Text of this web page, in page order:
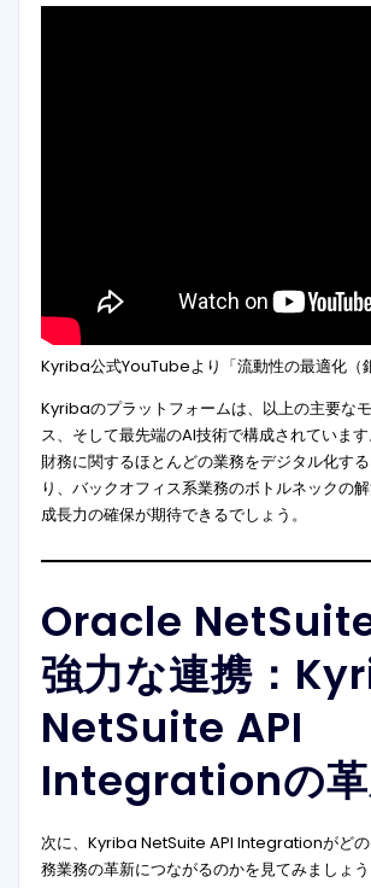
Kyriba公式YouTubeより「流動性の最適化（
Kyribaのプラットフォームは、以上の主要な
ス、そして最先端のAI技術で構成されています
財務に関するほとんどの業務をデジタル化す
り、バックオフィス系業務のボトルネックの
成長力の確保が期待できるでしょう。
Oracle
強力な連携：
NetSuite API
Integrationの
次に、Kyriba NetSuite API Integrationがど
務業務の革新につながるのかを見てみましょう